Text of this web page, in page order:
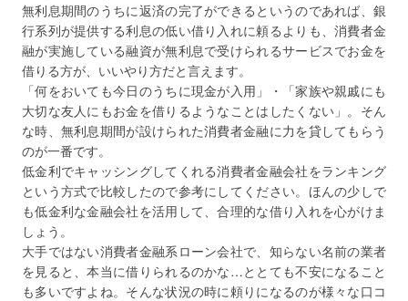
無利息期間のうちに返済の完了ができるというのであれば、銀
行系列が提供する利息の低い借り入れに頼るよりも、消費者金
融が実施している融資が無利息で受けられるサービスでお金を
借りる方が、いいやり方だと言えます。
「何をおいても今日のうちに現金が入用」・「家族や親戚にも
大切な友人にもお金を借りるようなことはしたくない」。そん
な時、無利息期間が設けられた消費者金融に力を貸してもらう
のが一番です。
低金利でキャッシングしてくれる消費者金融会社をランキング
という方式で比較したので参考にしてください。ほんの少しで
も低金利な金融会社を活用して、合理的な借り入れを心がけま
しょう。
大手ではない消費者金融系ローン会社で、知らない名前の業者
を見ると、本当に借りられるのかな…ととても不安になること
も多いですよね。そんな状況の時に頼りになるのが様々な口コ